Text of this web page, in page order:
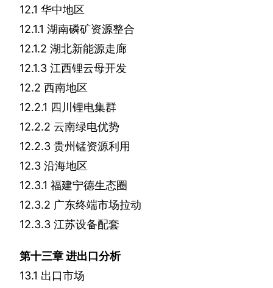
12.1 华中地区
12.1.1 湖南磷矿资源整合
12.1.2 湖北新能源走廊
12.1.3 江西锂云母开发
12.2 西南地区
12.2.1 四川锂电集群
12.2.2 云南绿电优势
12.2.3 贵州锰资源利用
12.3 沿海地区
12.3.1 福建宁德生态圈
12.3.2 广东终端市场拉动
12.3.3 江苏设备配套
第十三章进出口分析
13.1 出口市场